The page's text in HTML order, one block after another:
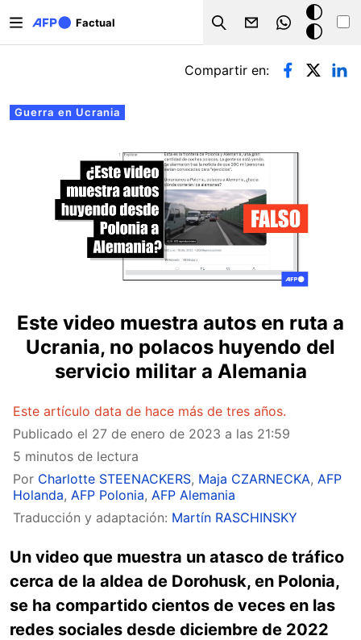
Factual
Search
Modo
oscuro
Solapas principales
Guerra en Ucrania
Compartir en:
Este video muestra autos en ruta a
Ucrania, no polacos huyendo del
servicio militar a Alemania
Este artículo data de hace más de tres años.
Publicado el 27 de enero de 2023 a las 21:59
5 minutos de lectura
Por Charlotte STEENACKERS, Maja CZARNECKA, AFP
Holanda, AFP Polonia, AFP Alemania
Traducción y adaptación: Martín RASCHINSKY
Un video que muestra un atasco de tráfico
cerca de la aldea de Dorohusk, en Polonia,
se ha compartido cientos de veces en las
redes sociales desde diciembre de 2022